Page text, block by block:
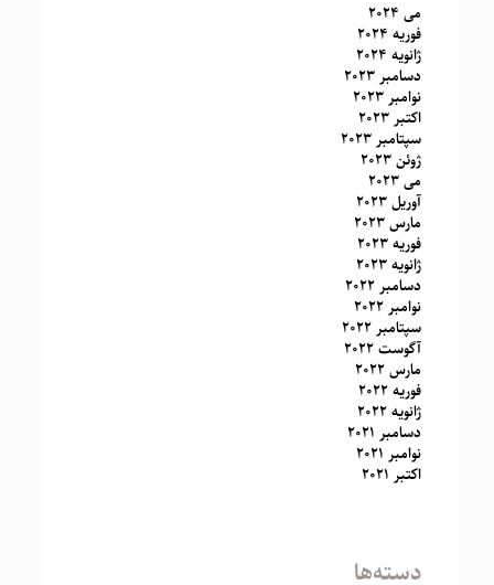
می 2024
فوریه 2024
ژانویه 2024
دسامبر 2023
نوامبر 2023
اکتبر 2023
سپتامبر 2023
ژوئن 2023
می 2023
آوریل 2023
مارس 2023
فوریه 2023
ژانویه 2023
دسامبر 2022
نوامبر 2022
سپتامبر 2022
آگوست 2022
مارس 2022
فوریه 2022
ژانویه 2022
دسامبر 2021
نوامبر 2021
اکتبر 2021
دسته‌ها